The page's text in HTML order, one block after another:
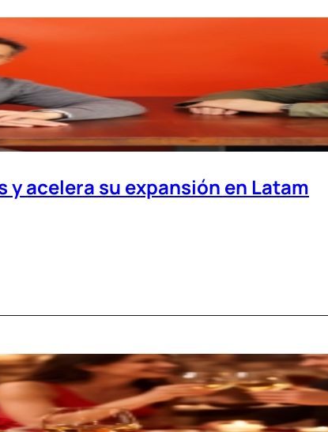
acelera su expansión en Latam